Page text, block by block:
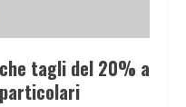
tagli del 20% a